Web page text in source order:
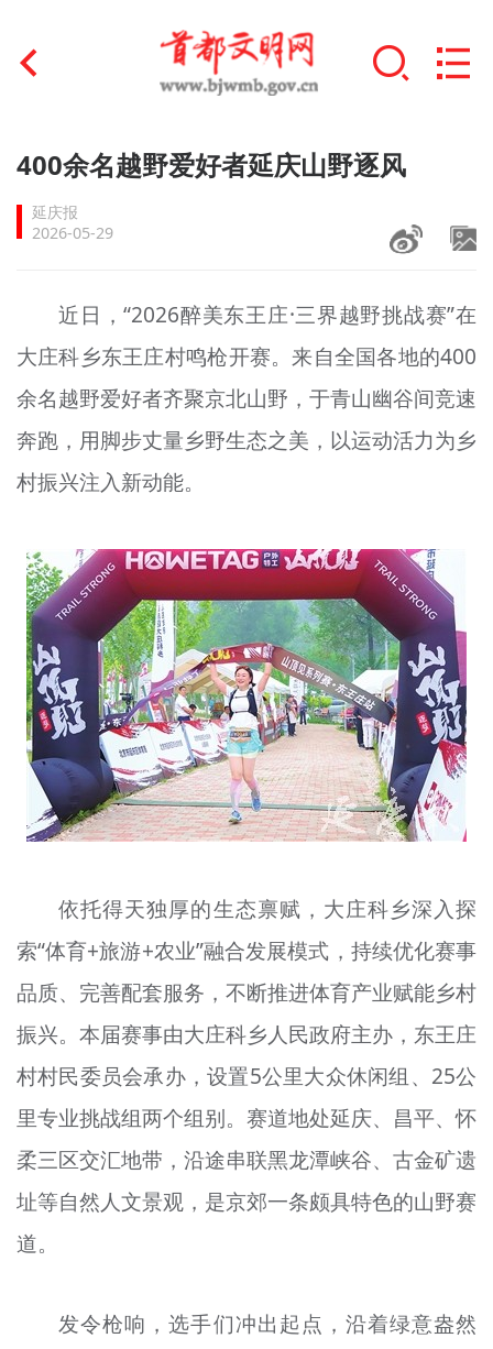
首页
文明创建
文明培育
+
未成年人思想道德建设
榜样人物
+
身边好人
北京宣传文化引导基金
宣传思想文化人才
专题
资料库
+
400余名越野爱好者延庆山野逐风
延庆报
2026-05-29
近日，“2026醉美东王庄·三界越野挑战赛”在
大庄科乡东王庄村鸣枪开赛。来自全国各地的400
余名越野爱好者齐聚京北山野，于青山幽谷间竞速
奔跑，用脚步丈量乡野生态之美，以运动活力为乡
村振兴注入新动能。
依托得天独厚的生态禀赋，大庄科乡深入探
索“体育+旅游+农业”融合发展模式，持续优化赛事
品质、完善配套服务，不断推进体育产业赋能乡村
振兴。本届赛事由大庄科乡人民政府主办，东王庄
村村民委员会承办，设置5公里大众休闲组、25公
里专业挑战组两个组别。赛道地处延庆、昌平、怀
柔三区交汇地带，沿途串联黑龙潭峡谷、古金矿遗
址等自然人文景观，是京郊一条颇具特色的山野赛
道。
发令枪响，选手们冲出起点，沿着绿意盎然